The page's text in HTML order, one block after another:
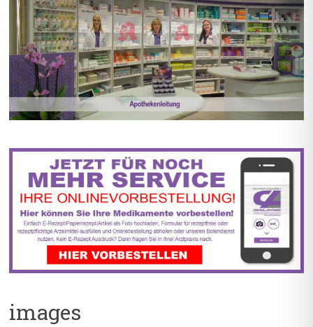
BIS ZU 55% RABATT AUF
REZEPTFREIE MEDIKAMENTE
5% TREUEBONUS MIT
KUNDENKARTE
images